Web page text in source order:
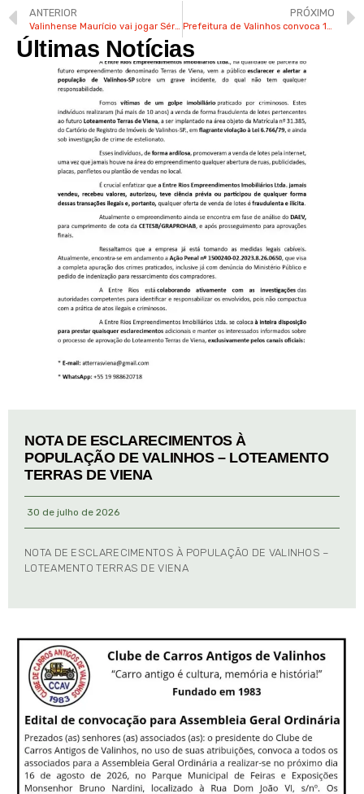
ANTERIOR
Valinhense Maurício vai jogar Série B pela Chapecoense
PRÓXIMO
Prefeitura de Valinhos convoca 10 novos agentes no combate à dengue
Últimas Notícias
NOTA DE ESCLARECIMENTOS À
POPULAÇÃO DE VALINHOS – LOTEAMENTO
TERRAS DE VIENA
30 de julho de 2026
NOTA DE ESCLARECIMENTOS À POPULAÇÃO DE VALINHOS –
LOTEAMENTO TERRAS DE VIENA